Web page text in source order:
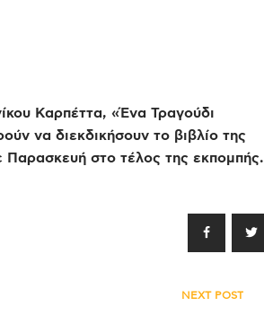
Καρπέττα, «Ένα Τραγούδι
να διεκδικήσουν το βιβλίο της
στο τέλος της εκπομπής.
NEXT POST